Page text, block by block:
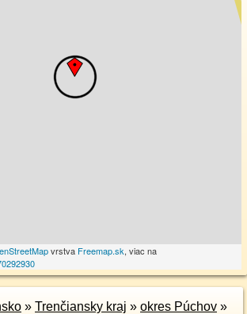
vrstva Freemap.sk, viac na
» Trenčiansky kraj » okres Púchov »